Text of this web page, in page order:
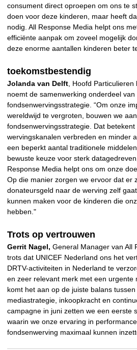
consument direct oproepen om ons te
doen voor deze kinderen, maar heeft
nodig. All Response Media helpt ons
efficiënte aanpak om zoveel mogelijk
deze enorme aantallen kinderen beter
toekomstbestendig
Jolanda van Delft , Hoofd
noemt de samenwerking onderdeel
fondsenwervingsstrategie. “Om onze
wereldwijd te vergroten, bouwen we
fondsenwervingsstrategie. Dat
wervingskanalen verbreden en minder
een beperkt aantal traditionele
bewuste keuze voor sterk
Response Media helpt ons om onze
Op die manier zorgen we ervoor dat er
donateursgeld naar de werving zelf
kunnen maken voor de kinderen die
hebben."
Trots op vertrouwen
Gerrit Nagel, General Manager van All
trots dat UNICEF Nederland ons het
DRTV-activiteiten in Nederland te
en zeer relevant merk met een urgente
komt het aan op de juiste balans tussen
mediastrategie, inkoopkracht en
campagne in juni zetten we een eerste
waarin we onze ervaring in
fondsenwerving maximaal kunnen